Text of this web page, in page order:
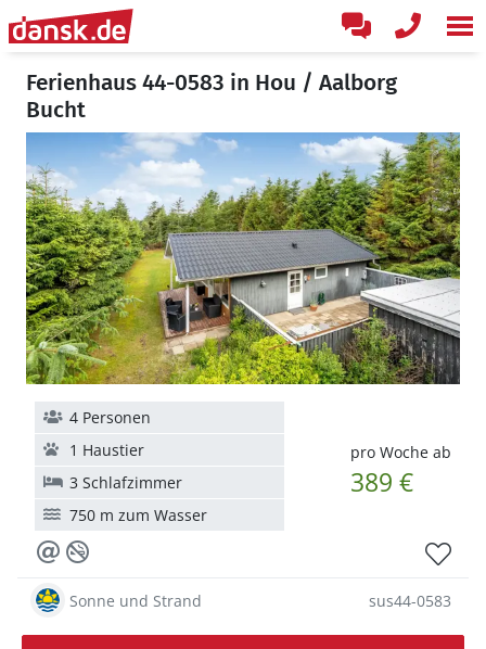
Ferienhaus 44-0583 in Hou / Aalborg
Bucht
pro Woche ab
389 €
4 Personen
1 Haustier
3 Schlafzimmer
750 m zum Wasser
Sonne und Strand sus44-0583